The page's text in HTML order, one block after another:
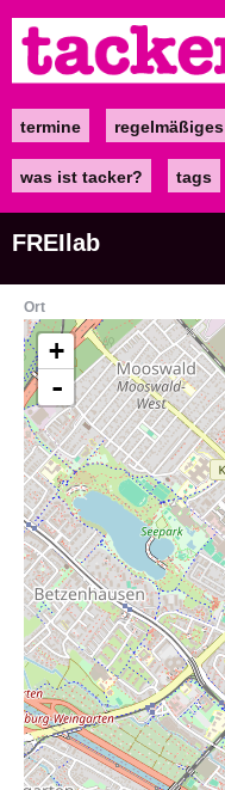
zum
Inhalt
Maintermine regelmäßiges
was ist tacker? tags
FREIlab
Ort
+
-